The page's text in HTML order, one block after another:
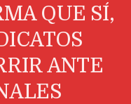
QUE SÍ,
ANTE